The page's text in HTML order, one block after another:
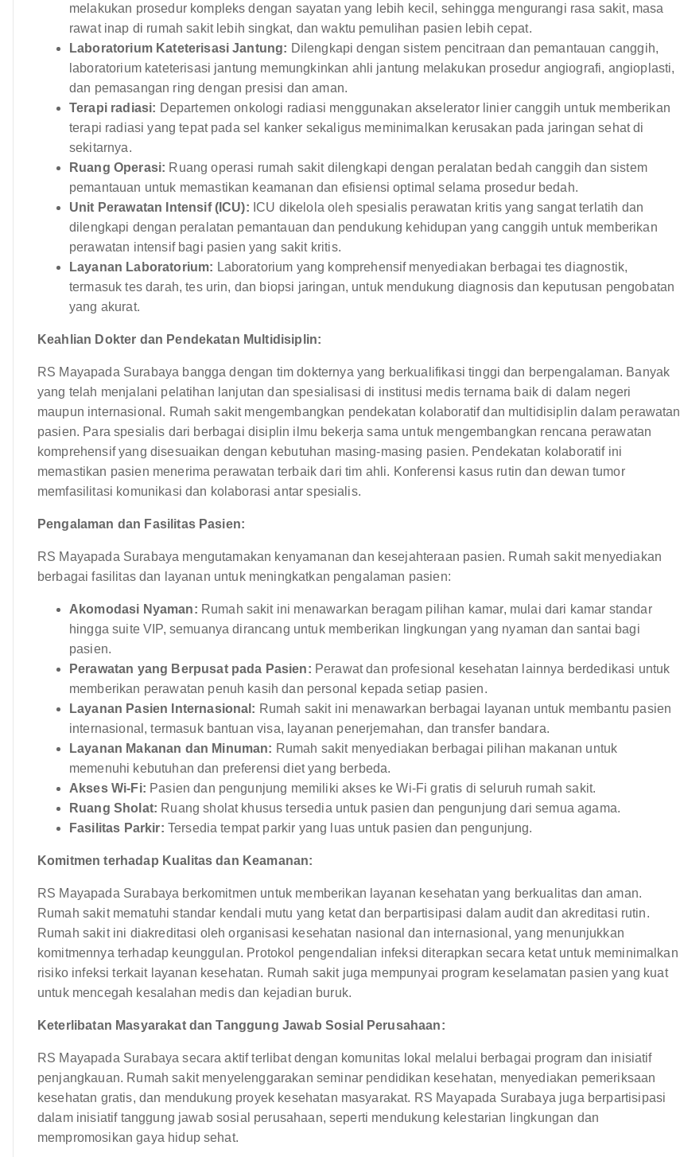
melakukan prosedur kompleks dengan sayatan yang lebih kecil, sehingga mengurangi rasa sakit, masa
rawat inap di rumah sakit lebih singkat, dan waktu pemulihan pasien lebih cepat.
Laboratorium Kateterisasi Jantung: Dilengkapi dengan sistem pencitraan dan pemantauan canggih,
laboratorium kateterisasi jantung memungkinkan ahli jantung melakukan prosedur angiografi, angioplasti,
dan pemasangan ring dengan presisi dan aman.
Terapi radiasi: Departemen onkologi radiasi menggunakan akselerator linier canggih untuk memberikan
terapi radiasi yang tepat pada sel kanker sekaligus meminimalkan kerusakan pada jaringan sehat di
sekitarnya.
Ruang Operasi: Ruang operasi rumah sakit dilengkapi dengan peralatan bedah canggih dan sistem
pemantauan untuk memastikan keamanan dan efisiensi optimal selama prosedur bedah.
Unit Perawatan Intensif (ICU): ICU dikelola oleh spesialis perawatan kritis yang sangat terlatih dan
dilengkapi dengan peralatan pemantauan dan pendukung kehidupan yang canggih untuk memberikan
perawatan intensif bagi pasien yang sakit kritis.
Layanan Laboratorium: Laboratorium yang komprehensif menyediakan berbagai tes diagnostik,
termasuk tes darah, tes urin, dan biopsi jaringan, untuk mendukung diagnosis dan keputusan pengobatan
yang akurat.
Keahlian Dokter dan Pendekatan Multidisiplin:
RS Mayapada Surabaya bangga dengan tim dokternya yang berkualifikasi tinggi dan berpengalaman. Banyak
yang telah menjalani pelatihan lanjutan dan spesialisasi di institusi medis ternama baik di dalam negeri
maupun internasional. Rumah sakit mengembangkan pendekatan kolaboratif dan multidisiplin dalam perawatan
pasien. Para spesialis dari berbagai disiplin ilmu bekerja sama untuk mengembangkan rencana perawatan
komprehensif yang disesuaikan dengan kebutuhan masing-masing pasien. Pendekatan kolaboratif ini
memastikan pasien menerima perawatan terbaik dari tim ahli. Konferensi kasus rutin dan dewan tumor
memfasilitasi komunikasi dan kolaborasi antar spesialis.
Pengalaman dan Fasilitas Pasien:
RS Mayapada Surabaya mengutamakan kenyamanan dan kesejahteraan pasien. Rumah sakit menyediakan
berbagai fasilitas dan layanan untuk meningkatkan pengalaman pasien:
Akomodasi Nyaman: Rumah sakit ini menawarkan beragam pilihan kamar, mulai dari kamar standar
hingga suite VIP, semuanya dirancang untuk memberikan lingkungan yang nyaman dan santai bagi
pasien.
Perawatan yang Berpusat pada Pasien: Perawat dan profesional kesehatan lainnya berdedikasi untuk
memberikan perawatan penuh kasih dan personal kepada setiap pasien.
Layanan Pasien Internasional: Rumah sakit ini menawarkan berbagai layanan untuk membantu pasien
internasional, termasuk bantuan visa, layanan penerjemahan, dan transfer bandara.
Layanan Makanan dan Minuman: Rumah sakit menyediakan berbagai pilihan makanan untuk
memenuhi kebutuhan dan preferensi diet yang berbeda.
Akses Wi-Fi: Pasien dan pengunjung memiliki akses ke Wi-Fi gratis di seluruh rumah sakit.
Ruang Sholat: Ruang sholat khusus tersedia untuk pasien dan pengunjung dari semua agama.
Fasilitas Parkir: Tersedia tempat parkir yang luas untuk pasien dan pengunjung.
Komitmen terhadap Kualitas dan Keamanan:
RS Mayapada Surabaya berkomitmen untuk memberikan layanan kesehatan yang berkualitas dan aman.
Rumah sakit mematuhi standar kendali mutu yang ketat dan berpartisipasi dalam audit dan akreditasi rutin.
Rumah sakit ini diakreditasi oleh organisasi kesehatan nasional dan internasional, yang menunjukkan
komitmennya terhadap keunggulan. Protokol pengendalian infeksi diterapkan secara ketat untuk meminimalkan
risiko infeksi terkait layanan kesehatan. Rumah sakit juga mempunyai program keselamatan pasien yang kuat
untuk mencegah kesalahan medis dan kejadian buruk.
Keterlibatan Masyarakat dan Tanggung Jawab Sosial Perusahaan:
RS Mayapada Surabaya secara aktif terlibat dengan komunitas lokal melalui berbagai program dan inisiatif
penjangkauan. Rumah sakit menyelenggarakan seminar pendidikan kesehatan, menyediakan pemeriksaan
kesehatan gratis, dan mendukung proyek kesehatan masyarakat. RS Mayapada Surabaya juga berpartisipasi
dalam inisiatif tanggung jawab sosial perusahaan, seperti mendukung kelestarian lingkungan dan
mempromosikan gaya hidup sehat.